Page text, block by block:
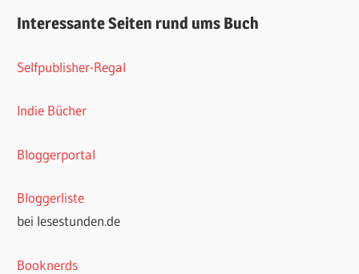
Interessante Seiten rund ums Buch
Selfpublisher-Regal
Indie Bücher
Bloggerportal
Bloggerliste
bei lesestunden.de
Booknerds